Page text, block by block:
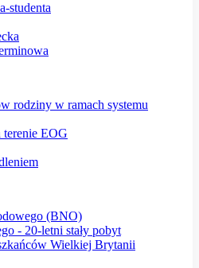
studenta
rodziny w ramach systemu
terenie EOG
(BNO)
- 20-letni stały pobyt
Wielkiej Brytanii